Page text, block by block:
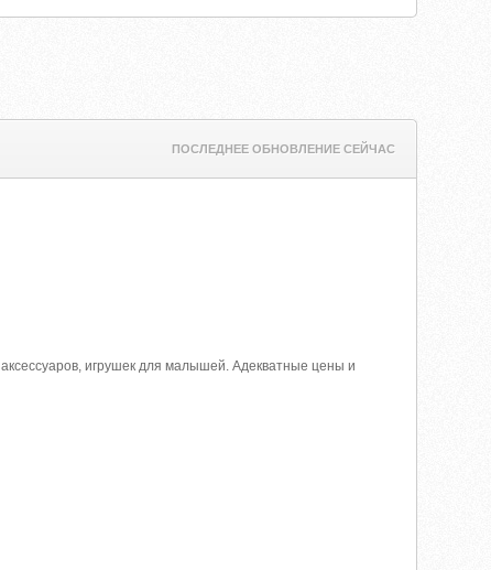
ПОСЛЕДНЕЕ ОБНОВЛЕНИЕ СЕЙЧАС
игрушек для малышей. Адекватные цены и